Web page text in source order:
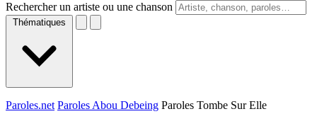
Rechercher un artiste ou une chanson
Thématiques
Paroles.net Paroles Abou Debeing Paroles Tombe Sur Elle